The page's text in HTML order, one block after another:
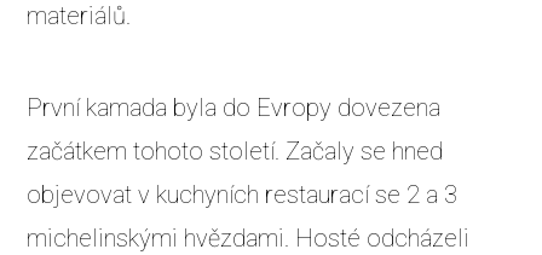
materiálů.
První kamada byla do Evropy dovezena
začátkem tohoto století. Začaly se hned
objevovat v kuchyních restaurací se 2 a 3
michelinskými hvězdami. Hosté odcházeli